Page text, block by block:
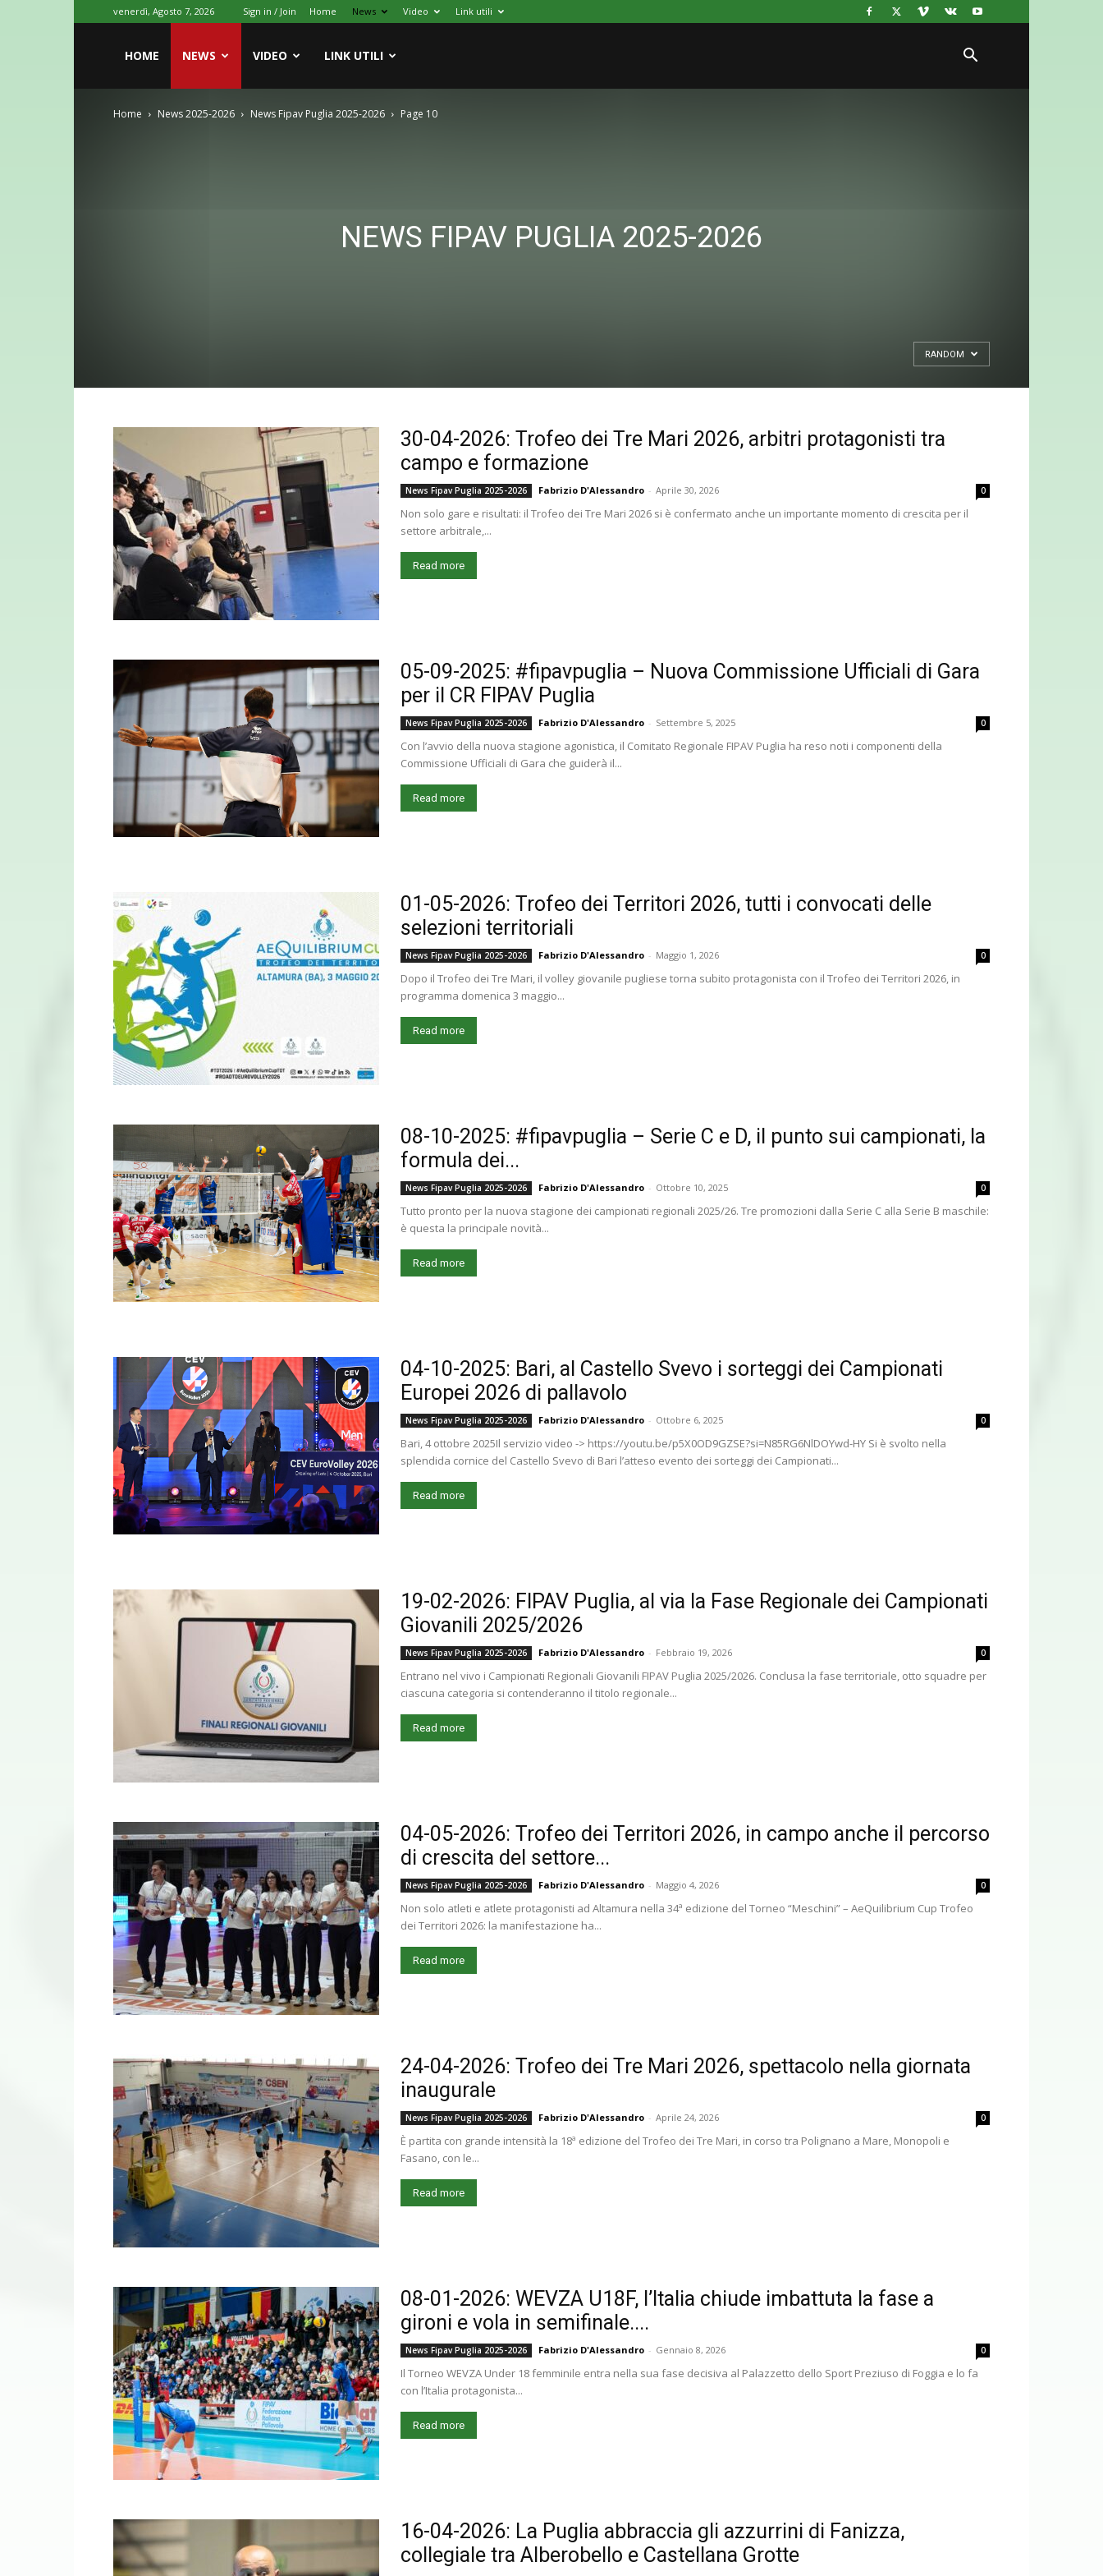
venerdì, Agosto 7, 2026 Sign in / Join Home News Video Link utili
HOME NEWS VIDEO LINK UTILI
Home News 2025-2026 News Fipav Puglia 2025-2026 Page 10
NEWS FIPAV PUGLIA 2025-2026
RANDOM
30-04-2026: Trofeo dei Tre Mari 2026, arbitri protagonisti tra
campo e formazione
News Fipav Puglia 2025-2026 Fabrizio D'Alessandro - Aprile 30, 2026 0
Non solo gare e risultati: il Trofeo dei Tre Mari 2026 si è confermato anche un importante momento di crescita per il
settore arbitrale,...
Read more
05-09-2025: #fipavpuglia – Nuova Commissione Ufficiali di Gara
per il CR FIPAV Puglia
News Fipav Puglia 2025-2026 Fabrizio D'Alessandro - Settembre 5, 2025 0
Con l’avvio della nuova stagione agonistica, il Comitato Regionale FIPAV Puglia ha reso noti i componenti della
Commissione Ufficiali di Gara che guiderà il...
Read more
01-05-2026: Trofeo dei Territori 2026, tutti i convocati delle
selezioni territoriali
News Fipav Puglia 2025-2026 Fabrizio D'Alessandro - Maggio 1, 2026 0
Dopo il Trofeo dei Tre Mari, il volley giovanile pugliese torna subito protagonista con il Trofeo dei Territori 2026, in
programma domenica 3 maggio...
Read more
08-10-2025: #fipavpuglia – Serie C e D, il punto sui campionati, la
formula dei...
News Fipav Puglia 2025-2026 Fabrizio D'Alessandro - Ottobre 10, 2025 0
Tutto pronto per la nuova stagione dei campionati regionali 2025/26. Tre promozioni dalla Serie C alla Serie B maschile:
è questa la principale novità...
Read more
04-10-2025: Bari, al Castello Svevo i sorteggi dei Campionati
Europei 2026 di pallavolo
News Fipav Puglia 2025-2026 Fabrizio D'Alessandro - Ottobre 6, 2025 0
Bari, 4 ottobre 2025Il servizio video -> https://youtu.be/p5X0OD9GZSE?si=N85RG6NlDOYwd-HY Si è svolto nella
splendida cornice del Castello Svevo di Bari l’atteso evento dei sorteggi dei Campionati...
Read more
19-02-2026: FIPAV Puglia, al via la Fase Regionale dei Campionati
Giovanili 2025/2026
News Fipav Puglia 2025-2026 Fabrizio D'Alessandro - Febbraio 19, 2026 0
Entrano nel vivo i Campionati Regionali Giovanili FIPAV Puglia 2025/2026. Conclusa la fase territoriale, otto squadre per
ciascuna categoria si contenderanno il titolo regionale...
Read more
04-05-2026: Trofeo dei Territori 2026, in campo anche il percorso
di crescita del settore...
News Fipav Puglia 2025-2026 Fabrizio D'Alessandro - Maggio 4, 2026 0
Non solo atleti e atlete protagonisti ad Altamura nella 34ª edizione del Torneo “Meschini” – AeQuilibrium Cup Trofeo
dei Territori 2026: la manifestazione ha...
Read more
24-04-2026: Trofeo dei Tre Mari 2026, spettacolo nella giornata
inaugurale
News Fipav Puglia 2025-2026 Fabrizio D'Alessandro - Aprile 24, 2026 0
È partita con grande intensità la 18ª edizione del Trofeo dei Tre Mari, in corso tra Polignano a Mare, Monopoli e
Fasano, con le...
Read more
08-01-2026: WEVZA U18F, l’Italia chiude imbattuta la fase a
gironi e vola in semifinale....
News Fipav Puglia 2025-2026 Fabrizio D'Alessandro - Gennaio 8, 2026 0
Il Torneo WEVZA Under 18 femminile entra nella sua fase decisiva al Palazzetto dello Sport Preziuso di Foggia e lo fa
con l’Italia protagonista...
Read more
16-04-2026: La Puglia abbraccia gli azzurrini di Fanizza,
collegiale tra Alberobello e Castellana Grotte